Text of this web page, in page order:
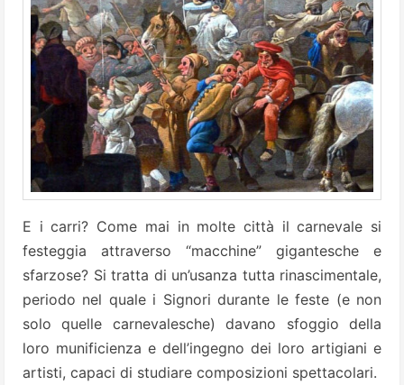
E i carri? Come mai in molte città il carnevale si
festeggia attraverso “macchine” gigantesche e
sfarzose? Si tratta di un’usanza tutta rinascimentale,
periodo nel quale i Signori durante le feste (e non
solo quelle carnevalesche) davano sfoggio della
loro munificienza e dell’ingegno dei loro artigiani e
artisti, capaci di studiare composizioni spettacolari.